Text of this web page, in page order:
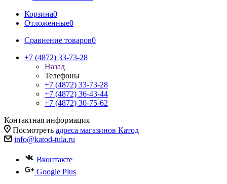
Корзина0
Отложенные0
Сравнение товаров0
+7 (4872) 33-73-28
Назад
Телефоны
+7 (4872) 33-73-28
+7 (4872) 36-43-44
+7 (4872) 30-75-62
Контактная информация
Посмотреть адреса магазинов Катод
info@katod-tula.ru
Вконтакте
Google Plus